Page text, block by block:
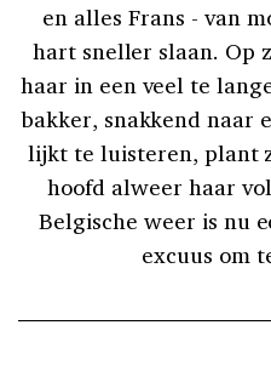
en alles Frans - van
hart sneller slaan. Op
haar in een veel te
bakker, snakkend naar
lijkt te luisteren, plant
hoofd alweer haar
Belgische weer is nu
excuus om